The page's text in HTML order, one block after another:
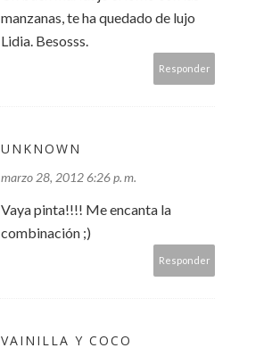
manzanas, te ha quedado de lujo
Lidia. Besosss.
Responder
UNKNOWN
marzo 28, 2012 6:26 p. m.
Vaya pinta!!!! Me encanta la
combinación ;)
Responder
VAINILLA Y COCO